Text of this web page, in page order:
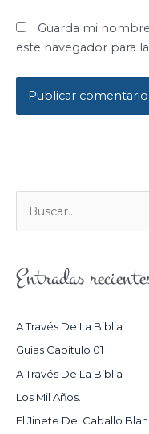
Guarda mi
este navegador para
U
C
R
:
Entradas
A Través De La Biblia
Guías Capítulo 01
A Través De La Biblia
Los Mil Años.
El Jinete Del Caballo